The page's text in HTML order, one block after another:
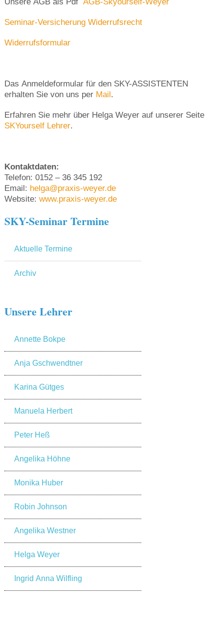
Unsere AGB als Pdf AGB-Skyourself-Weyer
Seminar-Versicherung Widerrufsrecht
Widerrufsformular
Das Anmeldeformular für den SKY-ASSISTENTEN
erhalten Sie von uns per Mail .
Erfahren Sie mehr über Helga Weyer auf unserer Seite
SKYourself Lehrer.
Kontaktdaten:
Telefon: 0152 – 36 345 192
Email: helga@praxis-weyer.de
Website: www.praxis-weyer.de
SKY-Seminar Termine
Aktuelle Termine
Archiv
Unsere Lehrer
Annette Bokpe
Anja Gschwendtner
Karina Gütges
Manuela Herbert
Peter Heß
Angelika Höhne
Monika Huber
Robin Johnson
Angelika Westner
Helga Weyer
Ingrid Anna Wilfling